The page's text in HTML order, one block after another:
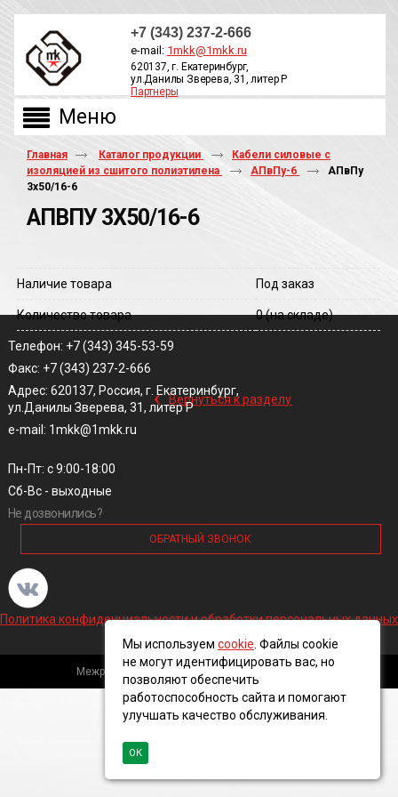
+7 (343) 237-2-666
e-mail: 1mkk@1mkk.ru
620137, г. Екатеринбург,
ул.Данилы Зверева, 31, литер Р
Партнеры
Главная Каталог продукции
Кабели силовые с
изоляцией из сшитого полиэтилена
АПвПу-6
АПвПу
3х50/16-6
АПВПУ 3Х50/16-6
Наличие товара Под заказ
Количество товара 0(на складе)
‹ Вернуться к разделу
Телефон: +7 (343) 345-53-59
Факс: +7 (343) 237-2-666
Адрес: 620137, Россия, г. Екатеринбург,
ул.Данилы Зверева, 31, литер Р
e-mail: 1mkk@1mkk.ru
Пн-Пт: с 9:00-18:00
Сб-Вс - выходные
Не дозвонились?
ОБРАТНЫЙ ЗВОНОК
Политика конфиденциальности и обработки персональных данных
Межрегиональная кабельная компания, 2016 ©
Мы используем cookie . Файлы cookie
не могут идентифицировать вас, но
позволяют обеспечить
работоспособность сайта и помогают
улучшать качество обслуживания.
ОК